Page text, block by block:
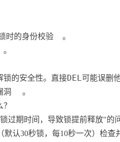
时的身份校验
。
。
锁的安全性。直接DEL可能误删
洞
。
过期时间，导致锁提前释放"的
认30秒锁，每10秒一次）检查